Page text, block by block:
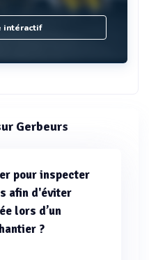
intéractif
Gerbeurs
pour inspecter
afin d'éviter
lors d’un
?